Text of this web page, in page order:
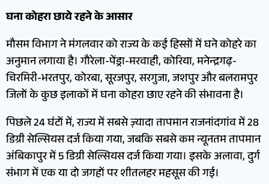
घना कोहरा छाये रहने के आसार
मौसम विभाग ने मंगलवार को राज्य के कई हिस्सों में घने कोहरे का
अनुमान लगाया है। गौरेला-पेंड्रा-मरवाही, कोरिया, मनेन्द्रगढ़-
चिरमिरी-भरतपुर, कोरबा, सूरजपुर, सरगुजा, जशपुर और बलरामपुर
जिलों के कुछ इलाकों में घना कोहरा छाए रहने की संभावना है।
पिछले 24 घंटों में, राज्य में सबसे ज़्यादा तापमान राजनांदगांव में 28
डिग्री सेल्सियस दर्ज किया गया, जबकि सबसे कम न्यूनतम तापमान
अंबिकापुर में 5 डिग्री सेल्सियस दर्ज किया गया। इसके अलावा, दुर्ग
संभाग में एक या दो जगहों पर शीतलहर महसूस की गई।